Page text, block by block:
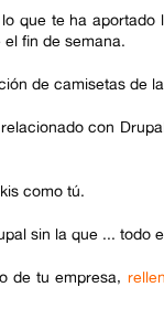
que te ha aportado
fin de semana.
de camisetas de
con
como tú.
sin la que ... todo
de tu empresa,